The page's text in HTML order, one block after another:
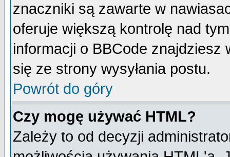
znaczniki są zawarte w
oferuje większą kontrolę nad
informacji o BBCode
się ze strony wysyłania postu.
Powrót do góry
Czy mogę używać HTML?
Zależy to od decyzji